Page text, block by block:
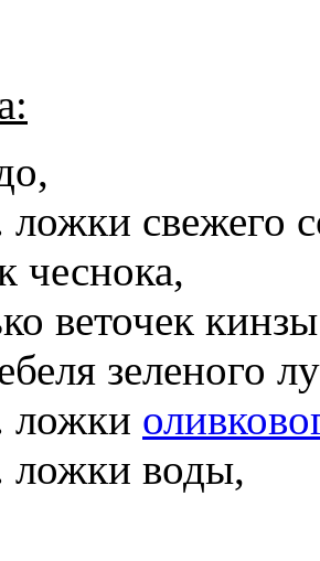
свежего
чеснока,
веточек
зеленого
ложки
ложки воды,